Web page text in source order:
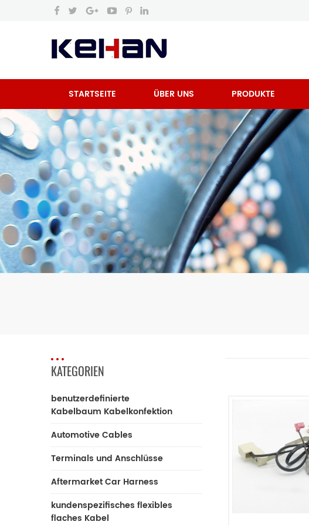
STARTSEITE ÜBER UNS PRODUKTE
KATEGORIEN
benutzerdefinierte
Kabelbaum Kabelkonfektion
Automotive Cables
Terminals und Anschlüsse
Aftermarket Car Harness
kundenspezifisches flexibles
flaches Kabel